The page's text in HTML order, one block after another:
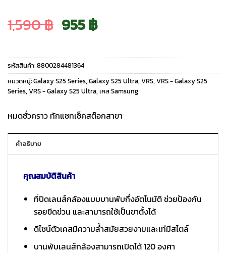
1,590฿ Original
price
was:
1,590 ฿.
955฿Current
price
is:
955 ฿.
รหัสสินค้า:8800284481364
หมวดหมู่:Galaxy S25 Series, Galaxy S25 Ultra, VRS, VRS - Galaxy S25
Series, VRS - Galaxy S25 Ultra, เคส Samsung
หมดชั่วคราว ทักแชทเช็คสต๊อกสาขา
คำอธิบาย
คุณสมบัติสินค้า
ที่ปิดเลนส์กล้องแบบบานพับกึ่งอัตโนมัติ ช่วยป้องกัน
รอยขีดข่วน และสามารถใช้เป็นขาตั้งได้
ดีไซน์ตัวเคสมีความล้ำสมัยสวยงามและเท่มีสไตล์
บานพับเลนส์กล้องสามารถเปิดได้ 120 องศา